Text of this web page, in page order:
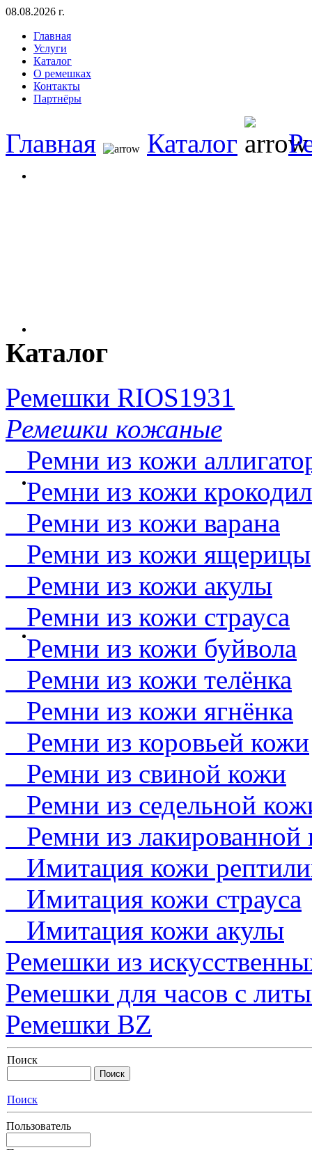
08.08.2026 г.
Главная
Услуги
Каталог
О pемешках
Контакты
Партнёры
Главная Каталог
Каталог
Ремешки RIOS1931
Ремешки кожаные
Ремни из кожи
Ремни из кожи
Ремни из кожи варана
Ремни из кожи ящерицы
Ремни из кожи акулы
Ремни из кожи страуса
Ремни из кожи буйвола
Ремни из кожи телёнка
Ремни из кожи ягнёнка
Ремни из коровьей кожи
Ремни из свиной кожи
Ремни из седельной
Ремни из лакированной
Имитация кожи
Имитация кожи страуса
Имитация кожи акулы
Ремешки из
Ремешки для часов с
Ремешки BZ
Поиск
Поиск
Пользователь